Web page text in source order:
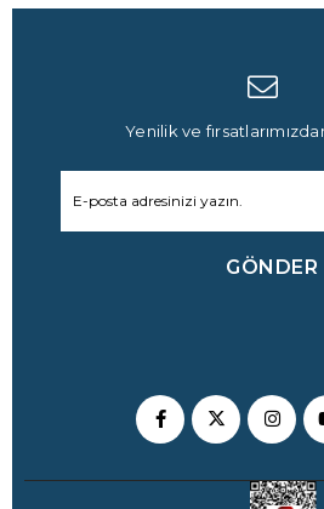
Yenilik ve
GÖNDER